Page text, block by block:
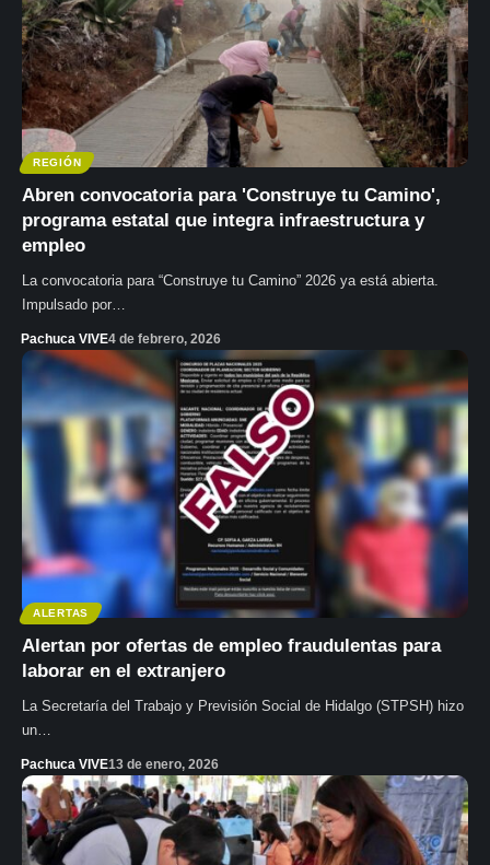
REGIÓN
Abren convocatoria para 'Construye tu Camino',
programa estatal que integra infraestructura y
empleo
La convocatoria para “Construye tu Camino” 2026 ya está abierta.
Impulsado por…
Pachuca VIVE4 de febrero, 2026
ALERTAS
Alertan por ofertas de empleo fraudulentas para
laborar en el extranjero
La Secretaría del Trabajo y Previsión Social de Hidalgo (STPSH) hizo
un…
Pachuca VIVE13 de enero, 2026